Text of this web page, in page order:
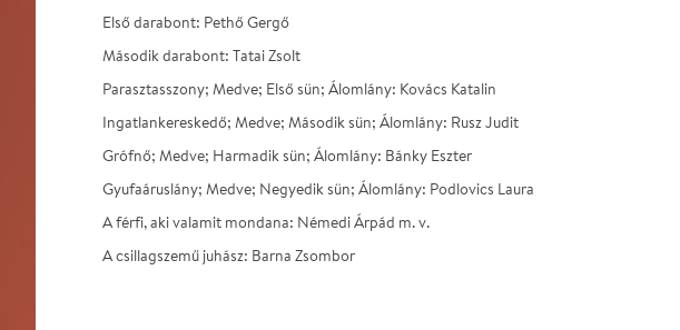
Első darabont: Pethő Gergő
Második darabont: Tatai Zsolt
Parasztasszony; Medve; Első sün; Álomlány: Kovács Katalin
Ingatlankereskedő; Medve; Második sün; Álomlány: Rusz Judit
Grófnő; Medve; Harmadik sün; Álomlány: Bánky Eszter
Gyufaáruslány; Medve; Negyedik sün; Álomlány: Podlovics Laura
A férfi, aki valamit mondana: Némedi Árpád m. v.
A csillagszemű juhász: Barna Zsombor